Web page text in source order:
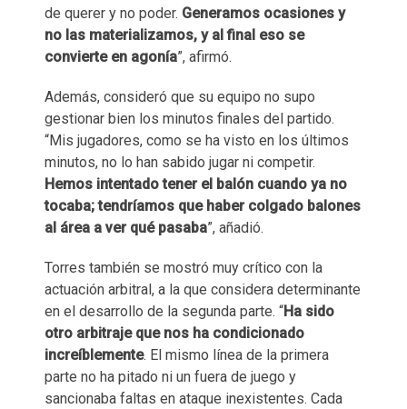
de querer y no poder. Generamos ocasiones y
no las materializamos, y al final eso se
convierte en agonía”, afirmó.
Además, consideró que su equipo no supo
gestionar bien los minutos finales del partido.
“Mis jugadores, como se ha visto en los últimos
minutos, no lo han sabido jugar ni competir.
Hemos intentado tener el balón cuando ya no
tocaba; tendríamos que haber colgado balones
al área a ver qué pasaba”, añadió.
Torres también se mostró muy crítico con la
actuación arbitral, a la que considera determinante
en el desarrollo de la segunda parte. “Ha sido
otro arbitraje que nos ha condicionado
increíblemente. El mismo línea de la primera
parte no ha pitado ni un fuera de juego y
sancionaba faltas en ataque inexistentes. Cada